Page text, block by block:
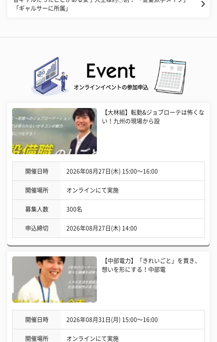
「ギャルサーに所属」
オンラインイベントの参加申込
【大林組】転勤&ジョブローテは怖くな
い！九州の現場から設
開催日時 2026年08月27日(木) 15:00〜16:00
開催場所 オンラインにて実施
募集人数 300名
申込締切 2026年08月27日(木) 14:00
【中部電力】「きれいごと」を貫き、
想いを形にする！中部電
開催日時 2026年08月31日(月) 15:00〜16:00
開催場所 オンラインにて実施